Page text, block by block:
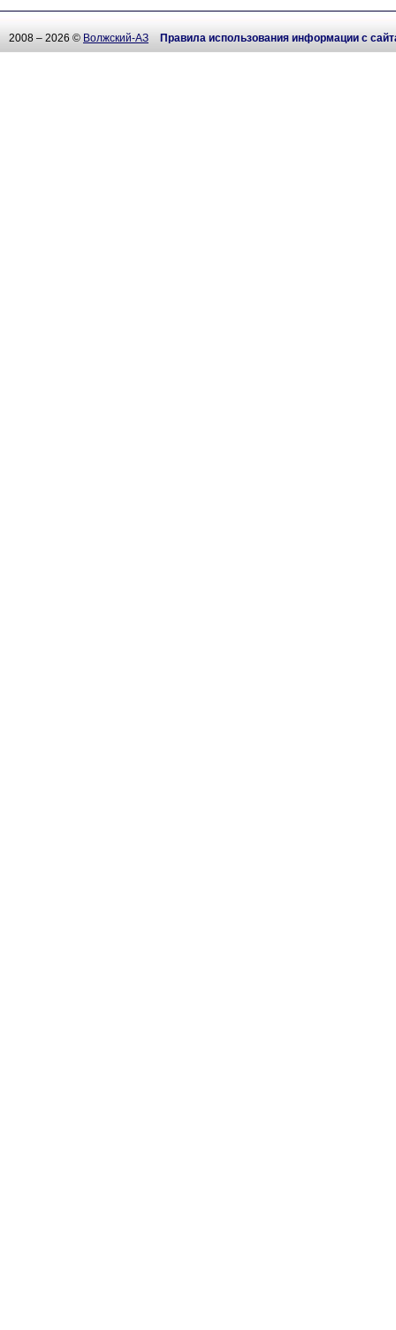
2008 – 2026 © Волжский-АЗ Правила использования информации с